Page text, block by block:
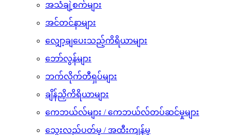
အသံချဲ့စက်များ
အင်တင်နာများ
လျှော့ချပေးသည့်ကိရိယာများ
ဘော်လွန်များ
ဘက်လိုက်တီရှပ်များ
ချိန်ညှိကိရိယာများ
ကေဘယ်လ်များ / ကေဘယ်လ်တပ်ဆင်မှုများ
သွေးလည်ပတ်မှု / အထီးကျန်မှု